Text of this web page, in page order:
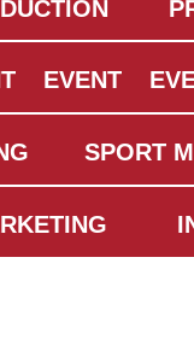
EVENT
SPORT